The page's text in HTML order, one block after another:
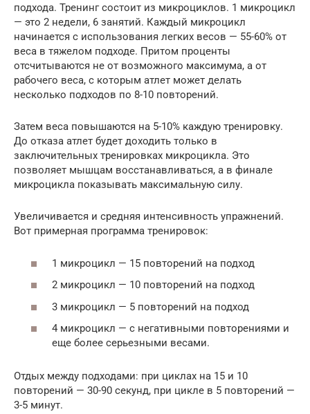
подхода. Тренинг состоит из микроциклов. 1 микроцикл
— это 2 недели, 6 занятий. Каждый микроцикл
начинается с использования легких весов — 55-60% от
веса в тяжелом подходе. Притом проценты
отсчитываются не от возможного максимума, а от
рабочего веса, с которым атлет может делать
несколько подходов по 8-10 повторений.
Затем веса повышаются на 5-10% каждую тренировку.
До отказа атлет будет доходить только в
заключительных тренировках микроцикла. Это
позволяет мышцам восстанавливаться, а в финале
микроцикла показывать максимальную силу.
Увеличивается и средняя интенсивность упражнений.
Вот примерная программа тренировок:
1 микроцикл — 15 повторений на подход
2 микроцикл — 10 повторений на подход
3 микроцикл — 5 повторений на подход
4 микроцикл — с негативными повторениями и
еще более серьезными весами.
Отдых между подходами: при циклах на 15 и 10
повторений — 30-90 секунд, при цикле в 5 повторений —
3-5 минут.